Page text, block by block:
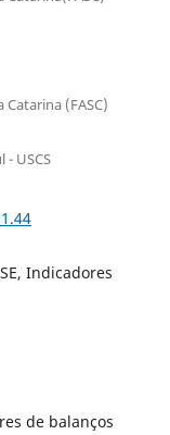
(FASC)
USCS
Indicadores
de balanços